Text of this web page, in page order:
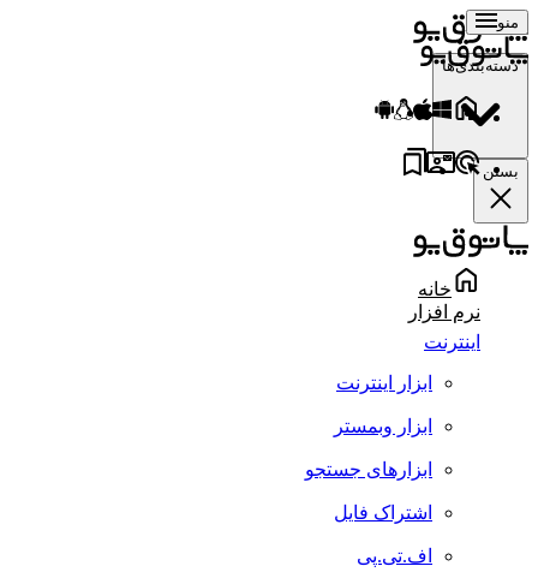
منو
دسته‌بندی‌ها
بستن
خانه
نرم افزار
اینترنت
ابزار اینترنت
ابزار وبمستر
ابزارهای جستجو
اشتراک فایل
اف.تی.پی